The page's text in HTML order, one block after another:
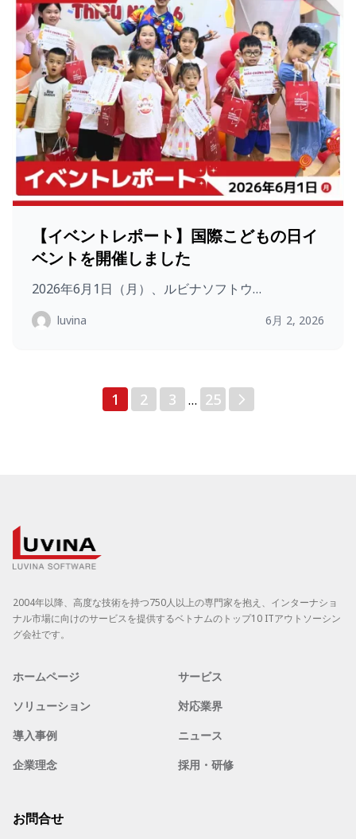
【イベントレポート】国際こどもの日イ
ベントを開催しました
2026年6月1日（月）、ルビナソフトウ…
luvina 6月 2, 2026
投
稿
1 2 3 … 25
2004年以降、高度な技術を持つ750人以上の専門家を抱え、インターナショ
ナル市場に向けのサービスを提供するベトナムのトップ10 ITアウトソーシン
グ会社です。
ホームページ
サービス
ソリューション
対応業界
導入事例
ニュース
企業理念
採用・研修
お問合せ